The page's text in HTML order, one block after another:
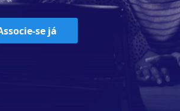
se já